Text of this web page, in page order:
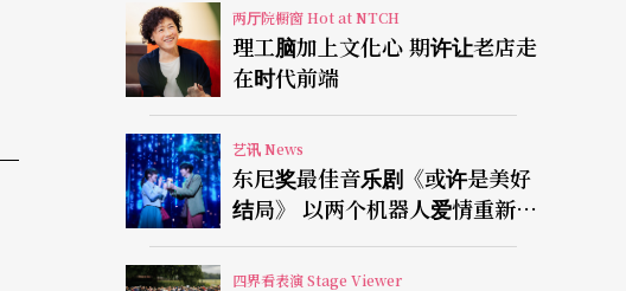
两厅院橱窗 Hot at NTCH
理工脑加上文化心 期许让老店走
在时代前端
艺讯 News
东尼奖最佳音乐剧《或许是美好
结局》 以两个机器人爱情重新凝
视有限人生
四界看表演 Stage Viewer